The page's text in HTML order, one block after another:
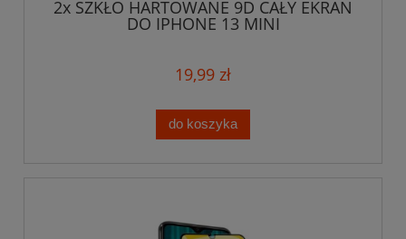
2x SZKŁO HARTOWANE 9D CAŁY EKRAN
DO IPHONE 13 MINI
19,99 zł
do koszyka